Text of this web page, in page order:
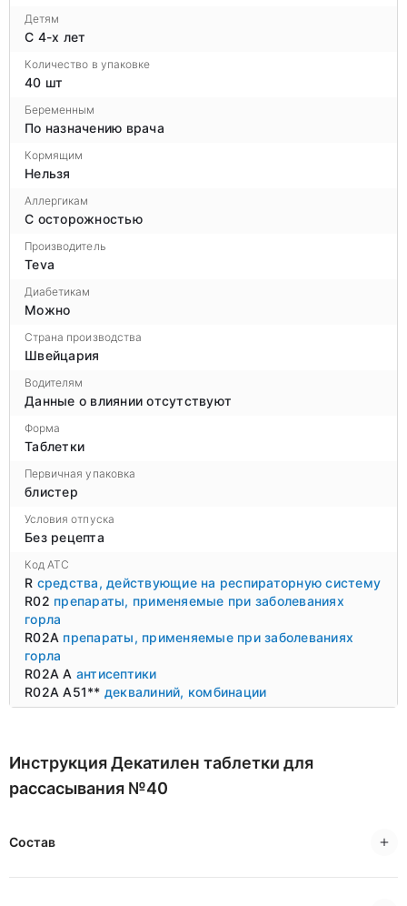
Детям
С 4-х лет
Количество в упаковке
40 шт
Беременным
По назначению врача
Кормящим
Нельзя
Аллергикам
С осторожностью
Производитель
Teva
Диабетикам
Можно
Страна производства
Швейцария
Водителям
Данные о влиянии отсутствуют
Форма
Таблетки
Первичная упаковка
блистер
Условия отпуска
Без рецепта
Код ATC
R средства, действующие на респираторную систему
R02 препараты, применяемые при заболеваниях
горла
R02A препараты, применяемые при заболеваниях
горла
R02A A антисептики
R02A A51** деквалиний, комбинации
Инструкция Декатилен таблетки для
рассасывания №40
Состав